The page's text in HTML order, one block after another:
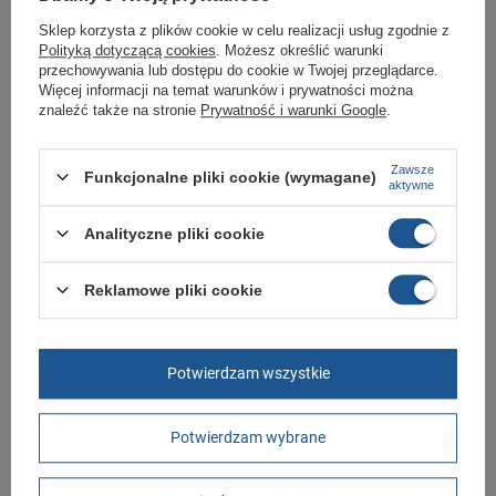
W ciągu 30 dni możesz dokonać zwrotu bądź wymiany towaru bez
podania przyczyny.
Kolor
szare
Materiał zewnętrzny
tkanina
centymetrach
Więcej
Szerokość towaru w
centymetrach
Więcej
20
Sklep korzysta z plików cookie w celu realizacji usług zgodnie z
Polityką dotyczącą cookies . Możesz określić warunki
przechowywania lub dostępu do cookie w Twojej przeglądarce.
Więcej informacji na temat warunków i prywatności można
znaleźć także na stronie Prywatność i warunki Google
Funkcjonalne pliki cookie (wymagane)
Zawsze
aktywne
Analityczne pliki cookie
Reklamowe pliki cookie
Potwierdzam wybrane
Potwierdzam wszystkie